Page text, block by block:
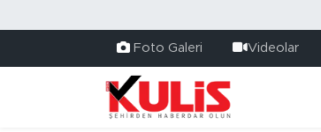
Foto Galeri Videolar